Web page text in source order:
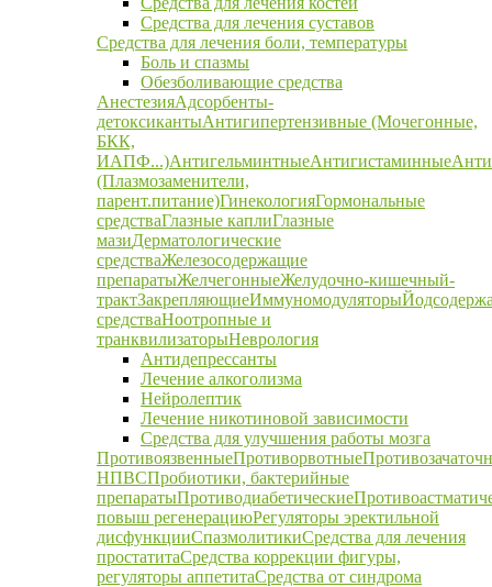
Средства для лечения суставов
Средства для лечения боли, температуры
Боль и спазмы
Обезболивающие средства
АнестезияАдсорбенты-
детоксикантыАнтигипертензивные (Мочегонные,
БКК,
ИАПФ...)АнтигельминтныеАнтигистаминные
(Плазмозаменители,
парент.питание)ГинекологияГормональные
средстваГлазные каплиГлазные
мазиДерматологические
средстваЖелезосодержащие
препаратыЖелчегонныеЖелудочно-кишечный-
трактЗакрепляющиеИммуномодуляторы
средстваНоотропные и
транквилизаторыНеврология
Антидепрессанты
Лечение алкоголизма
Нейролептик
Лечение никотиновой зависимости
Средства для улучшения работы мозга
ПротивоязвенныеПротиворвотные
НПВСПробиотики, бактерийные
препаратыПротиводиабетические
повыш регенерациюРегуляторы эректильной
дисфункцииСпазмолитикиСредства для лечения
простатитаСредства коррекции фигуры,
регуляторы аппетитаСредства от синдрома